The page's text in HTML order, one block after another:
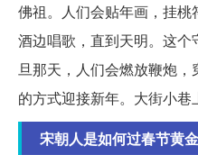
佛祖。人们会贴年画，挂
酒边唱歌，直到天明。这个
旦那天，人们会燃放鞭炮
的方式迎接新年。大街小巷
宋朝人是如何过春节黄